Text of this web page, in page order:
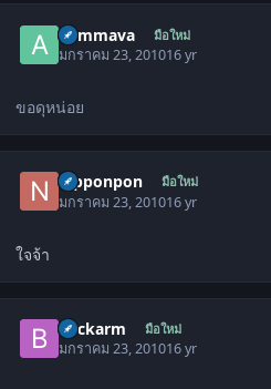
aummava มือใหม่
มกราคม 23, 201016 yr
ขอดุหน่อย
nipponpon มือใหม่
มกราคม 23, 201016 yr
ใจจ้า
beckarm มือใหม่
มกราคม 23, 201016 yr